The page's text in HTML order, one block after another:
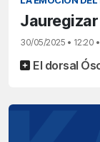
30/05/2025 • 12:20
El dorsal